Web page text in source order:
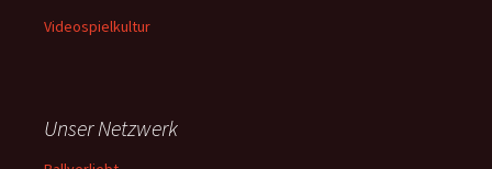
Videospielkultur
Unser Netzwerk